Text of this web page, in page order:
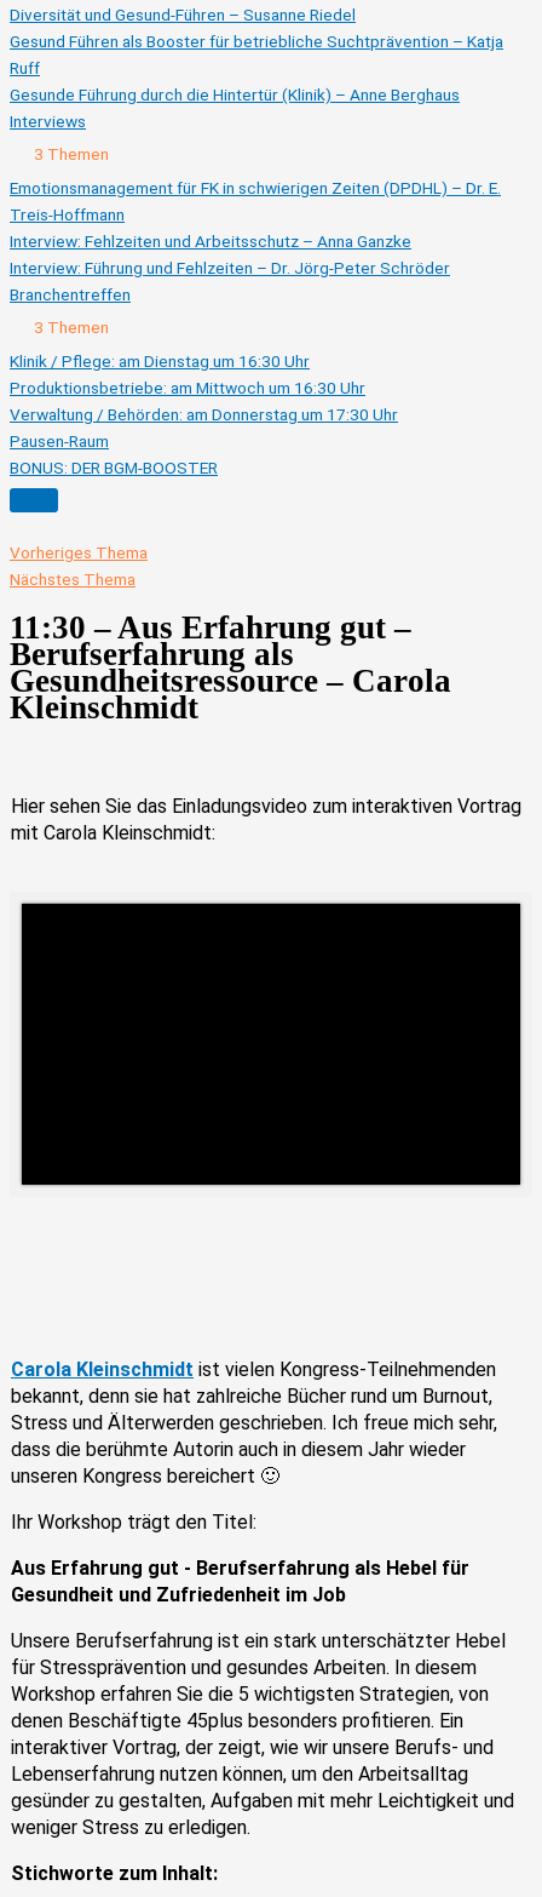
Diversität und Gesund-Führen – Susanne Riedel
Gesund Führen als Booster für betriebliche Suchtprävention – Katja
Ruff
Gesunde Führung durch die Hintertür (Klinik) – Anne Berghaus
Interviews
Ausklappen
Interviews
3 Themen
Emotionsmanagement für FK in schwierigen Zeiten (DPDHL) – Dr. E.
Treis-Hoffmann
Interview: Fehlzeiten und Arbeitsschutz – Anna Ganzke
Interview: Führung und Fehlzeiten – Dr. Jörg-Peter Schröder
Branchentreffen
Ausklappen
Branchentreffen
3 Themen
Klinik / Pflege: am Dienstag um 16:30 Uhr
Produktionsbetriebe: am Mittwoch um 16:30 Uhr
Verwaltung / Behörden: am Donnerstag um 17:30 Uhr
Pausen-Raum
BONUS: DER BGM-BOOSTER
Vorheriges Thema
Nächstes Thema
11:30 – Aus Erfahrung gut –
Berufserfahrung als
Gesundheitsressource – Carola
Kleinschmidt
Hier sehen Sie das Einladungsvideo zum interaktiven Vortrag
mit Carola Kleinschmidt:
Carola Kleinschmidt ist vielen Kongress-Teilnehmenden
bekannt, denn sie hat zahlreiche Bücher rund um Burnout,
Stress und Älterwerden geschrieben. Ich freue mich sehr,
dass die berühmte Autorin auch in diesem Jahr wieder
unseren Kongress bereichert 🙂
Ihr Workshop trägt den Titel:
Aus Erfahrung gut - Berufserfahrung als Hebel für
Gesundheit und Zufriedenheit im Job
Unsere Berufserfahrung ist ein stark unterschätzter Hebel
für Stressprävention und gesundes Arbeiten. In diesem
Workshop erfahren Sie die 5 wichtigsten Strategien, von
denen Beschäftigte 45plus besonders profitieren. Ein
interaktiver Vortrag, der zeigt, wie wir unsere Berufs- und
Lebenserfahrung nutzen können, um den Arbeitsalltag
gesünder zu gestalten, Aufgaben mit mehr Leichtigkeit und
weniger Stress zu erledigen.
Stichworte zum Inhalt: